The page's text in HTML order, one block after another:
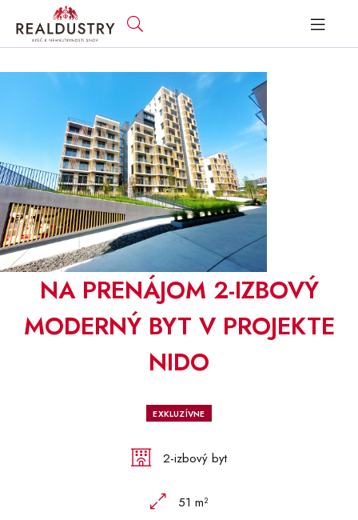
NA PRENÁJOM 2-IZBOVÝ
MODERNÝ BYT V PROJEKTE
NIDO
EXKLUZÍVNE
2-izbový byt
51 m²